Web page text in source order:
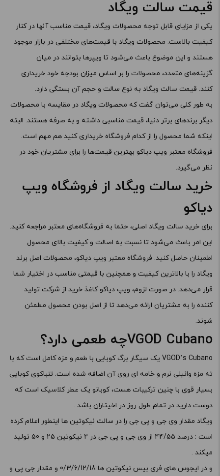
قیمت سالت ویگاد
یکی از مزایای قابل توجه محصولات ویگاد، قیمت مناسب آنها در کنار
کیفیت بالاست. محصولات ویگاد با قیمت‌های مختلفی در بازار موجود
هستند و این موضوع باعث می‌شود تا ویپرها بتوانند در میان
گزینه‌های متعدد، محصولات را بر اساس میزان بودجه خود خریداری
کنند. قیمت سالت ویگاد به نوع سالت و حجم آن بستگی دارد.
به طور کلی می‌توان گفت که محصولات ویگاد در مقایسه با محصولات
دیگر برندهای برتر دنیا، قیمت مناسبی داشته و به صرفه هستند. البته
اینکه شما محصول را از کدام فروشگاه خریداری کنید هم مهم است.
فروشگاه معتبر ویپ دیاکو بهترین قیمت‌ها را برای مشتریان خود در
نظر می‌گیرد.
خرید سالت ویگاد از فروشگاه ویپ
دیاکو
برای خرید سالت ویگاد اصلی، حتما به فروشگاه‌های معتبر مراجعه کنید.
این امر باعث می‌شود تا نسبت به اصالت و کیفیت بالای محصول
اطمینان حاصل کنید. فروشگاه معتبر ویپ دیاکو، محصولات اصل برند
ویگاد را با بالاترین کیفیت و همچنین با قیمتی مناسب در اختیار شما
قرار می‌دهد. در صورت لزوم، ویپ دیاکو کاغذ خرید از شرکت تولید
کننده را به مشتریان ارائه می‌دهد تا از اصل بودن محصول مطمئن
شوند.
VGOD Cubanoچه طعمی دارد؟
VGOD’s Cubano یک سیگار برگ کوبایی با طعم و مزه کامل است که با
ته مزه وانیلی نرم و خامه ای روی آن اضافه شده است. تنباکوی کوبایی
بسیار قوی با چنین ترکیبات هست، کوبانو یک عطر کلاسیک است که
دوست دارید در تمام طول روز در اخیتاران باشد .
ویگاد مقدار وی جی و پی جی را در سالت نیکوتین ها اینطور اعلام کرده
است : درصد 44/55 از وی جی و پی جی در 2 نیکوتین 25 و 50 تولید
میکند .
و در ایجوس های فری بیس نیکوتین ها 0/3/6/12/18 و مقدار جی پی و